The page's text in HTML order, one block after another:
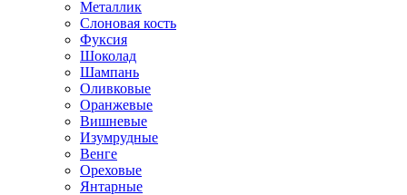
Металлик
Слоновая кость
Фуксия
Шоколад
Шампань
Оливковые
Оранжевые
Вишневые
Изумрудные
Венге
Ореховые
Янтарные